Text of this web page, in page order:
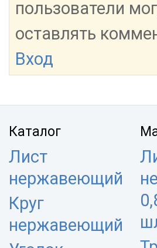
пользователи
оставлять
Вход
Каталог
Лист
нержавеющий
Круг
нержавеющий